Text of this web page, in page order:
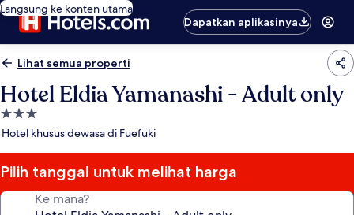
Langsung ke konten utama
Dapatkan aplikasinya
Lihat semua properti
Hotel Eldia Yamanashi - Adult only
Properti
bintang
Hotel khusus dewasa di Fuefuki
Pilih tanggal untuk melihat harga
Ke mana?